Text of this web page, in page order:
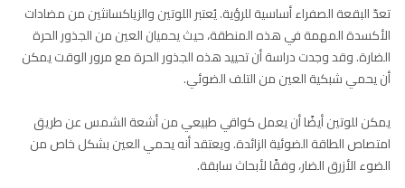
تعدّ البقعة الصفراء أساسية للرؤية. يُعتبر اللوتين والزياكسانثين من مضادات
الأكسدة المهمة في هذه المنطقة، حيث يحميان العين من الجذور الحرة
الضارة. وقد وجدت دراسة أن تحييد هذه الجذور الحرة مع مرور الوقت يمكن
أن يحمي شبكية العين من التلف الضوئي.
يمكن للوتين أيضًا أن يعمل كواقي طبيعي من أشعة الشمس عن طريق
امتصاص الطاقة الضوئية الزائدة. ويعتقد أنه يحمي العين بشكل خاص من
الضوء الأزرق الضار، وفقًا لأبحاث سابقة.